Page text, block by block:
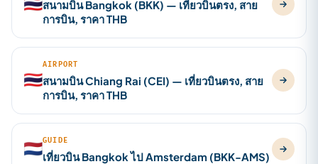
🇹🇭สนามบิน Bangkok (BKK) — เที่ยวบินตรง, สาย
การบิน, ราคา THB
🇹🇭
AIRPORT
สนามบิน Chiang Rai (CEI) — เที่ยวบินตรง, สาย
การบิน, ราคา THB
🇳🇱GUIDE
เที่ยวบิน Bangkok ไป Amsterdam (BKK-AMS)